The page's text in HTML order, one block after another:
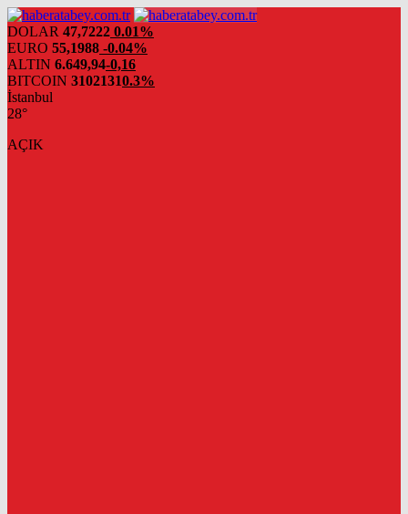
DOLAR 47,7222 0.01%
EURO 55,1988 -0.04%
ALTIN 6.649,94-0,16
BITCOIN 31021310.3%
İstanbul
28°
AÇIK